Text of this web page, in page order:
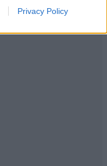
Privacy Policy